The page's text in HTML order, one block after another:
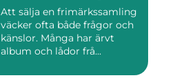
Att sälja en frimärkssamling
väcker ofta både frågor och
känslor. Många har ärvt
album och lådor frå...